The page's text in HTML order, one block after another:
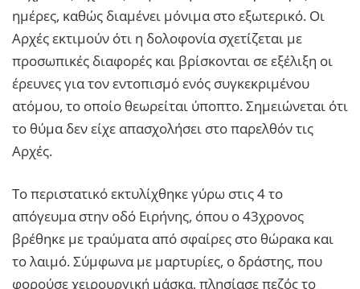
ημέρες, καθώς διαμένει μόνιμα στο εξωτερικό. Οι
Αρχές εκτιμούν ότι η δολοφονία σχετίζεται με
προσωπικές διαφορές και βρίσκονται σε εξέλιξη οι
έρευνες για τον εντοπισμό ενός συγκεκριμένου
ατόμου, το οποίο θεωρείται ύποπτο. Σημειώνεται ότι
το θύμα δεν είχε απασχολήσει στο παρελθόν τις
Αρχές.
Το περιστατικό εκτυλίχθηκε γύρω στις 4 το
απόγευμα στην οδό Ειρήνης, όπου ο 43χρονος
βρέθηκε με τραύματα από σφαίρες στο θώρακα και
το λαιμό. Σύμφωνα με μαρτυρίες, ο δράστης, που
φορούσε χειρουργική μάσκα, πλησίασε πεζός το